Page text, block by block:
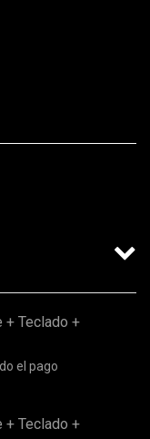
+ Teclado +
el pago
+ Teclado +